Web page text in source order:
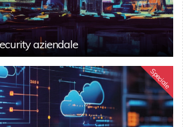
aziendale
Speciale